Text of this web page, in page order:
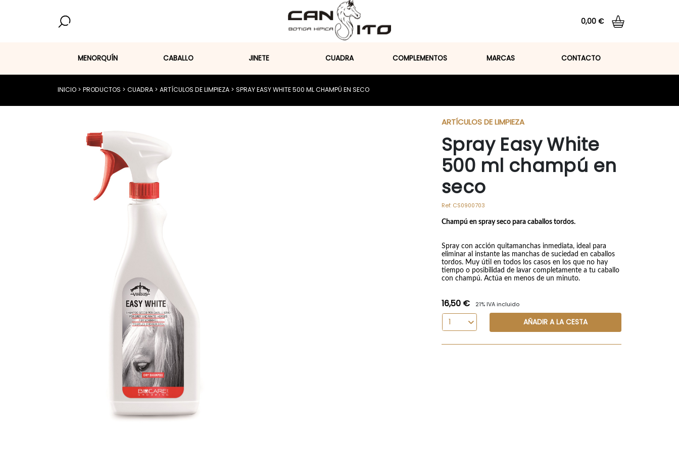
0,00 €
VER CESTA
MENORQUÍN CABALLO JINETE CUADRA COMPLEMENTOS MARCAS CONTACTO
INICIO > PRODUCTOS > CUADRA > ARTÍCULOS DE LIMPIEZA > SPRAY EASY WHITE 500 ML CHAMPÚ EN SECO
ARTÍCULOS DE LIMPIEZA
Spray Easy White
500 ml champú en
seco
Ref: CS0900703
Champú en spray seco para caballos tordos.
Spray con acción quitamanchas inmediata, ideal para
eliminar al instante las manchas de suciedad en caballos
tordos. Muy útil en todos los casos en los que no hay
tiempo o posibilidad de lavar completamente a tu caballo
con champú. Actúa en menos de un minuto.
16,50 € 21% IVA incluido
AÑADIR A LA CESTA